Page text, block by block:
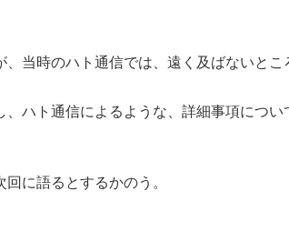
当時のハト通信では、遠く及ばないとこ
ハト通信によるような、詳細事項につい
に語るとするかのう。